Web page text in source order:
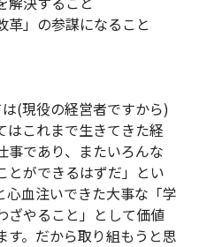
」の参謀になること
(現役の経営者ですから)
これまで生きてきた経
事であり、またいろんな
とができるはずだ」とい
心血注いできた大事な「学
ざやること」として価値
。だから取り組もうと思